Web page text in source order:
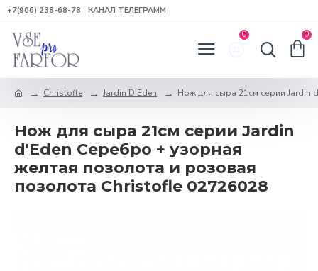
+7(906) 238-68-78 КАНАЛ ТЕЛЕГРАММ
0 0
Christofle Jardin D'Eden Нож для сыра 21см серии Jardin
Нож для сыра 21см серии Jardin
d'Eden Серебро + узорная
желтая позолота и розовая
позолота Christofle 02726028